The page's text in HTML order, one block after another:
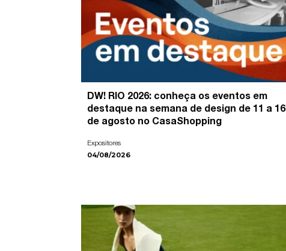
DW! RIO 2026: conheça os eventos em
destaque na semana de design de 11 a 16
de agosto no CasaShopping
Expositores
04/08/2026